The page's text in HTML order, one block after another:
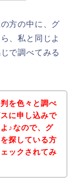
方の中に、グ
、私と同じよ
で調べてみる
を色々と調べ
に申し込みで
♪なので、グ
探している方
ックされてみ